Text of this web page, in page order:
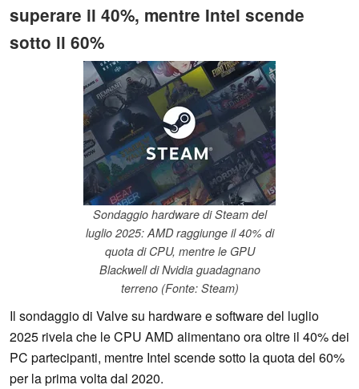
superare il 40%, mentre Intel scende
sotto il 60%
Sondaggio hardware di Steam del
luglio 2025: AMD raggiunge il 40% di
quota di CPU, mentre le GPU
Blackwell di Nvidia guadagnano
terreno (Fonte: Steam)
Il sondaggio di Valve su hardware e software del luglio
2025 rivela che le CPU AMD alimentano ora oltre il 40% dei
PC partecipanti, mentre Intel scende sotto la quota del 60%
per la prima volta dal 2020.